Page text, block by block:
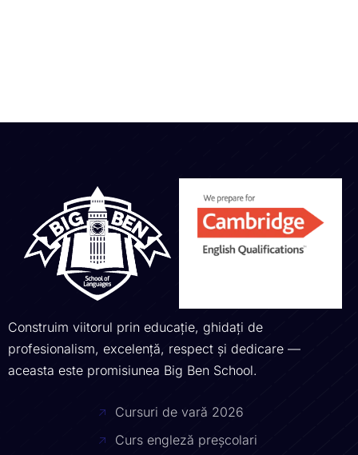
Construim viitorul prin educație, ghidați de
profesionalism, excelență, respect și dedicare —
aceasta este promisiunea Big Ben School.
Cursuri de vară 2026
Curs engleză preșcolari